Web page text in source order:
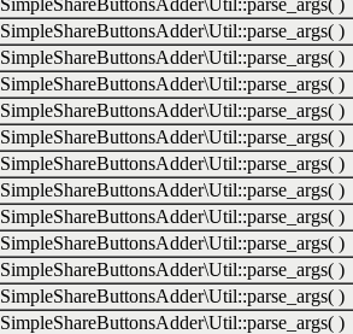
SimpleShareButtonsAdder\Util::parse_args( )
SimpleShareButtonsAdder\Util::parse_args( )
SimpleShareButtonsAdder\Util::parse_args( )
SimpleShareButtonsAdder\Util::parse_args( )
SimpleShareButtonsAdder\Util::parse_args( )
SimpleShareButtonsAdder\Util::parse_args( )
SimpleShareButtonsAdder\Util::parse_args( )
SimpleShareButtonsAdder\Util::parse_args( )
SimpleShareButtonsAdder\Util::parse_args( )
SimpleShareButtonsAdder\Util::parse_args( )
SimpleShareButtonsAdder\Util::parse_args( )
SimpleShareButtonsAdder\Util::parse_args( )
SimpleShareButtonsAdder\Util::parse_args( )